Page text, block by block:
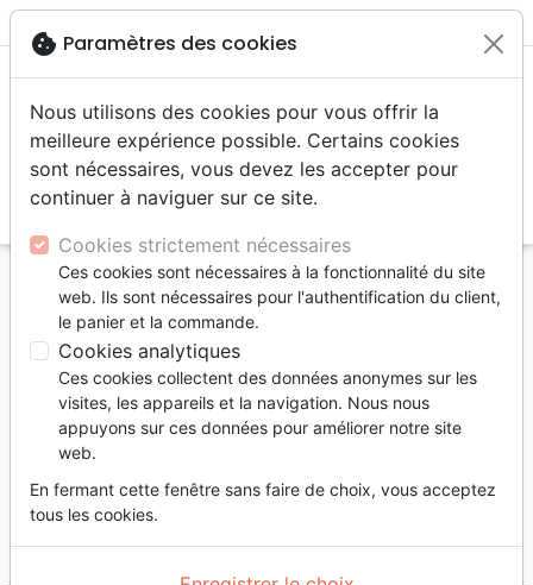
menu
Accueil Livres
Témoignages, biographies
George Müller : Père des orphelins de Bristol -
[collection Les Héros de la foi]
George Müller : Père des orphelins de
Bristol
[collection Les Héros de la foi]
Auteur :Geoff & Janet Benge
cookie Paramètres des cookies
Nous utilisons des cookies pour vous offrir la
meilleure expérience possible. Certains cookies
sont nécessaires, vous devez les accepter pour
continuer à naviguer sur ce site.
Cookies strictement nécessaires
Ces cookies sont nécessaires à la fonctionnalité du site
web. Ils sont nécessaires pour l'authentification du client,
le panier et la commande.
Cookies analytiques
Ces cookies collectent des données anonymes sur les
visites, les appareils et la navigation. Nous nous
appuyons sur ces données pour améliorer notre site
web.
En fermant cette fenêtre sans faire de choix, vous acceptez
tous les cookies.